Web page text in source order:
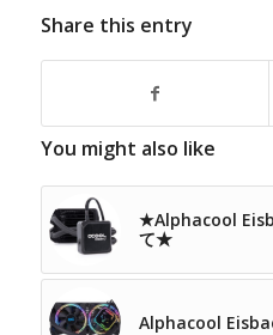
Share this entry
You might also like
★Alphacool
て★
Alphacool